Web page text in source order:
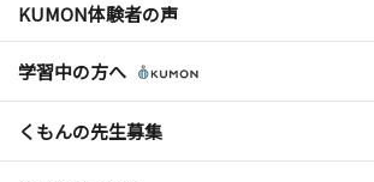
KUMON体験者の声
学習中の方へ
くもんの先生募集